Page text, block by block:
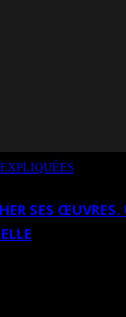
SES ŒUVRES.